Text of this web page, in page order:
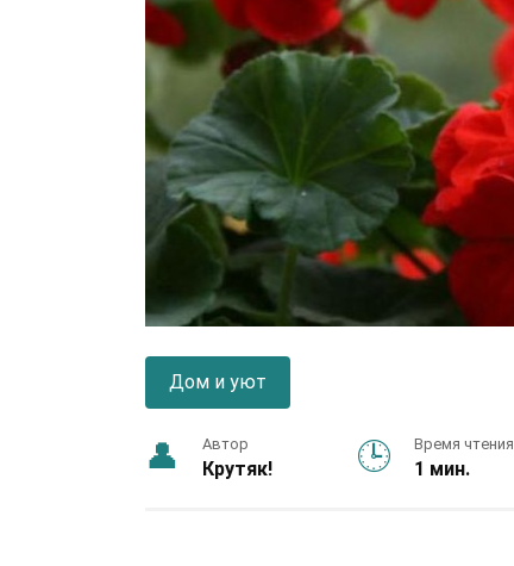
Дом и уют
Автор
Крутяк!
Время чтения
1 мин.